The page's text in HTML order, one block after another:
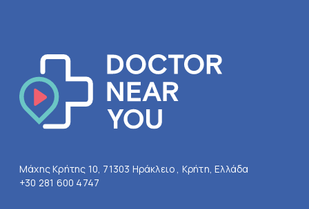
Μάχης Κρήτης 10, 71303 Ηράκλειο , Κρήτη, Ελλάδα
+30 281 600 4747